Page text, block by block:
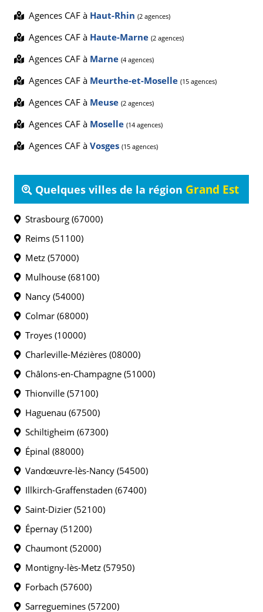
Agences CAF à Haut-Rhin (2 agences)
Agences CAF à Haute-Marne (2 agences)
Agences CAF à Marne (4 agences)
Agences CAF à Meurthe-et-Moselle (15 agences)
Agences CAF à Meuse (2 agences)
Agences CAF à Moselle (14 agences)
Agences CAF à Vosges (15 agences)
Quelques villes de la région Grand Est
Strasbourg (67000)
Reims (51100)
Metz (57000)
Mulhouse (68100)
Nancy (54000)
Colmar (68000)
Troyes (10000)
Charleville-Mézières (08000)
Châlons-en-Champagne (51000)
Thionville (57100)
Haguenau (67500)
Schiltigheim (67300)
Épinal (88000)
Vandœuvre-lès-Nancy (54500)
Illkirch-Graffenstaden (67400)
Saint-Dizier (52100)
Épernay (51200)
Chaumont (52000)
Montigny-lès-Metz (57950)
Forbach (57600)
Sarreguemines (57200)